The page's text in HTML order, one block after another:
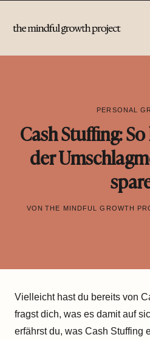
Inhalt
PERSONAL
Cash Stuffing:
der
VON THE MINDFUL GROWTH
Vielleicht hast du bereits von
fragst dich, was es damit auf
erfährst du, was Cash Stuffing